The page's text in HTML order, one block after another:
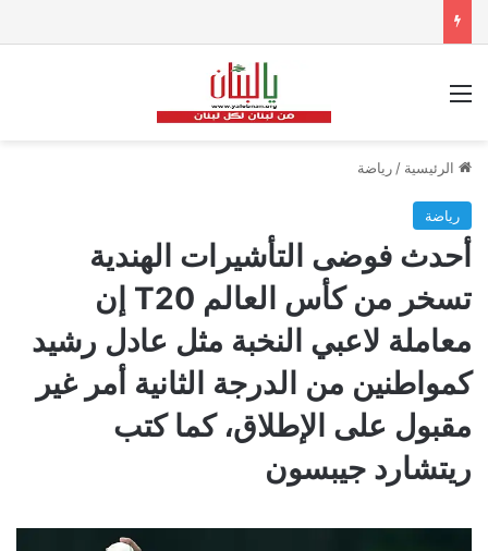
القائمة
الرئيسية / رياضة
رياضة
أحدث فوضى التأشيرات الهندية
تسخر من كأس العالم T20 إن
معاملة لاعبي النخبة مثل عادل رشيد
كمواطنين من الدرجة الثانية أمر غير
مقبول على الإطلاق، كما كتب
ريتشارد جيبسون